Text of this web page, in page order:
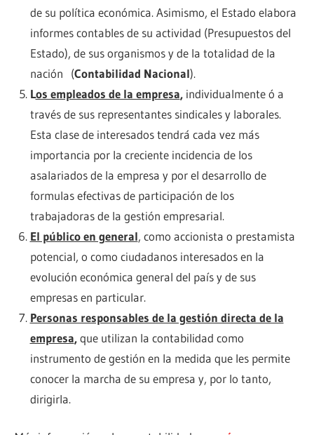
de su política económica. Asimismo, el Estado elabora
informes contables de su actividad (Presupuestos del
Estado), de sus organismos y de la totalidad de la
nación (Contabilidad Nacional).
Los empleados de la empresa,individualmente ó a
través de sus representantes sindicales y laborales.
Esta clase de interesados tendrá cada vez más
importancia por la creciente incidencia de los
asalariados de la empresa y por el desarrollo de
formulas efectivas de participación de los
trabajadoras de la gestión empresarial.
El público en general, como accionista o prestamista
potencial, o como ciudadanos interesados en la
evolución económica general del país y de sus
empresas en particular.
Personas responsables de la gestión directa de la
empresa,que utilizan la contabilidad como
instrumento de gestión en la medida que les permite
conocer la marcha de su empresa y, por lo tanto,
dirigirla.